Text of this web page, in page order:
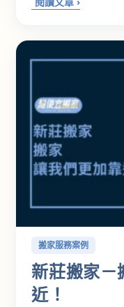
新莊搬家－
近！
搬家服務案例